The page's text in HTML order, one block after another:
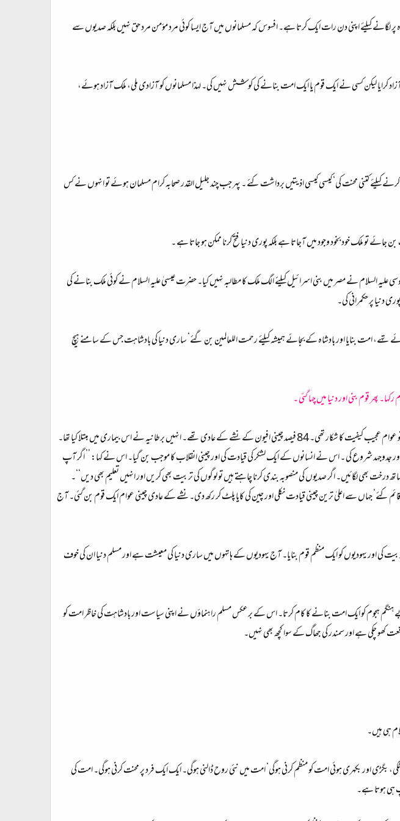
لگانے کیلئے اپنی دن رات ایک کرتا ہے۔ افسوس کہ مسلمانوں میں آج ایسا کوئی مرد مؤمن مرد حق نہیں بلکہ صدیوں سے
لیکن کسی نے ایک قوم یا ایک امت بنانے کی کوشش نہیں کی۔ لہذا مسلمانوں کو آزادی ملی، ملک آزاد ہوئے،
کتنی محنت کی‘ کیسی کیسی اذیتیں برداشت کئے ۔ پهر جب چند جلیل القدر صحابہ کرام مسلمان ہوئے تو انہوں نے کس
جائے تو ملک خود بخود وجود میں آجاتا ہے بلکہ پوری دنیا فتح کرنا ممکن ہو جاتا ہے ۔
علیہ السلام نے مصر میں بنی اسرائیل کیلئے الگ ملک کا مطالبہ نہیں کیا۔ حضرت عیسیٰ علیہ السلام نے کوئی ملک بنانے کی
دنیا پر حکمرانی کی۔
بنایا اور بادشاہ کے بجائے ہمیشہ کیلئے رحمت اللعالمین بن گئے‘ ساری دنیا کی بادشاہت جس کے سامنے ہیچ
پھر قوم بنی اور دنیا میں چها گئی ۔
اس دور میں چین کا عظیم راہنما ’ماوزے تنگ‘ نے قوم بنانے کا کام کیا۔ 1949ء میں چین آزاد ہوا تو عوام عجیب کیفیت کا شکار تھی۔ 84 فیصد چینی افیون کے نشے کے عادی تھے۔ انہیں برطانیہ نے اس بیماری میں مبتلا کیا تھا۔
جدوجہد شروع کی ۔ اس نے انسانوں کے ایک لشکر کی قیادت کی اور چینی انقلاب کا موجب بن گیا۔ اس نے کہا: ’’ اگر آپ
10 سال کی منصوبہ بندی کرنا چاہتے ہیں تو ساتھ درخت بھی لگائیں۔ اگر صدیوں کی منصوبہ بندی کرنا چاہتے ہیں تو لوگوں کی تربیت بھی کریں اور انہیں تعلیم بھی دیں‘‘۔
جہاں سے اعلیٰ ترین چینی قیادت نکلی اور چین کی کایا پلٹ کر رکھ دی۔ نشے کے عادی چینی عوام ایک قوم بن گئی۔ آج
کی اور یہودیوں کو ایک منظم قوم بنایا۔ آج یہودیوں کے ہاتهوں میں ساری دنیا کی معیشت ہے اور مسلم دنیا ان کی خوف
اس بے ہنگم ہجوم کو ایک امت بنانے کا کام کرتا۔ اس کے برعکس مسلم راہنماؤں نے اپنی سیاست اور بادشاہت کی خاظر امت کو
کھو چکی ہے اور سمندر کی جھاگ کے سوا کچھ بھی نہیں۔
ہی ہیں۔
بگڑی اور بکهری ہوئی امت کو منظم کرنی ہوگی‘ امت میں نئی روح ڈالنی ہوگی۔ ایک ایک فرد پر محنت کرنی ہوگی۔ امت کی
ہی ہوتا ہے۔